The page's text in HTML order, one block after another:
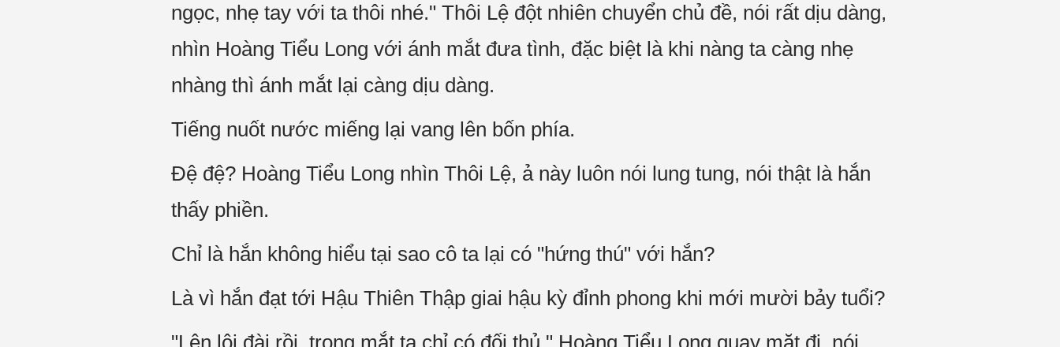
ngọc, nhẹ tay với ta thôi nhé." Thôi Lệ đột nhiên chuyển chủ đề, nói rất dịu dàng,
nhìn Hoàng Tiểu Long với ánh mắt đưa tình, đặc biệt là khi nàng ta càng nhẹ
nhàng thì ánh mắt lại càng dịu dàng.
Tiếng nuốt nước miếng lại vang lên bốn phía.
Đệ đệ? Hoàng Tiểu Long nhìn Thôi Lệ, ả này luôn nói lung tung, nói thật là hắn
thấy phiền.
Chỉ là hắn không hiểu tại sao cô ta lại có "hứng thú" với hắn?
Là vì hắn đạt tới Hậu Thiên Thập giai hậu kỳ đỉnh phong khi mới mười bảy tuổi?
"Lên lôi đài rồi, trong mắt ta chỉ có đối thủ." Hoàng Tiểu Long quay mặt đi, nói